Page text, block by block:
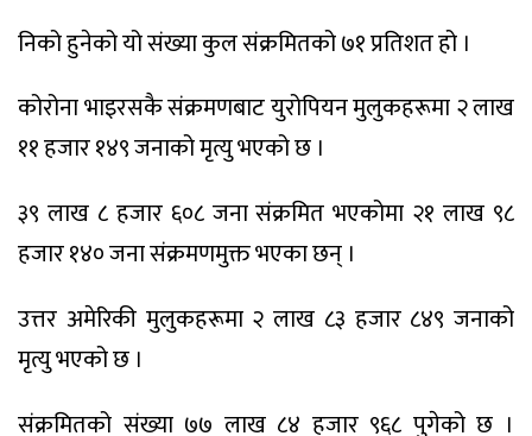
निको हुनेको यो संख्या कुल संक्रमितको ७१ प्रतिशत हो ।
कोरोना भाइरसकै संक्रमणबाट युरोपियन मुलुकहरूमा २ लाख
११ हजार १४९ जनाको मृत्यु भएको छ ।
३९ लाख ८ हजार ६०८ जना संक्रमित भएकोमा २१ लाख ९८
हजार १४० जना संक्रमणमुक्त भएका छन् ।
उत्तर अमेरिकी मुलुकहरूमा २ लाख ८३ हजार ८४९ जनाको
मृत्यु भएको छ ।
संक्रमितको संख्या ७७ लाख ८४ हजार ९६८ पुगेको छ ।